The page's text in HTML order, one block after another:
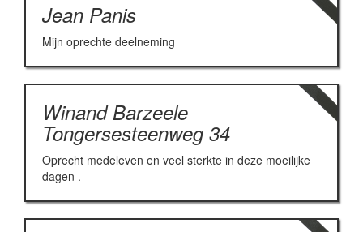
Jean Panis
Mijn oprechte deelneming
Winand Barzeele
Tongersesteenweg 34
Oprecht medeleven en veel sterkte in deze moeilijke
dagen .